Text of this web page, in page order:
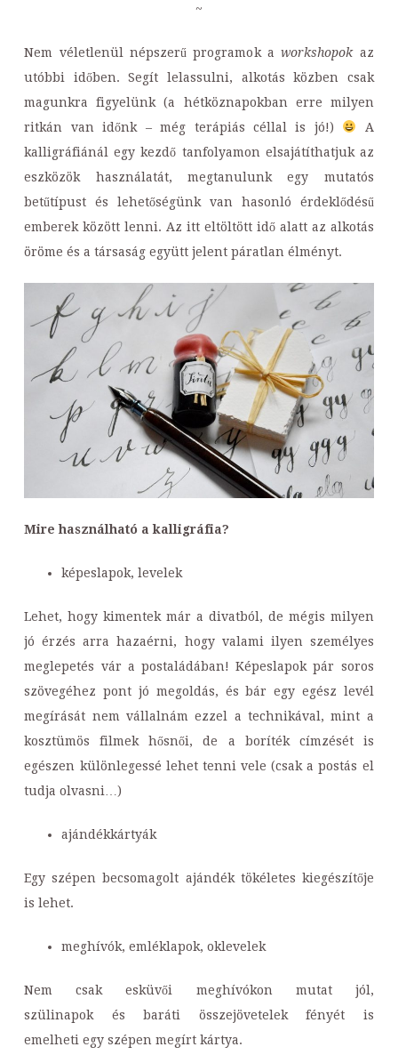
~
Nem véletlenül népszerű programok aworkshopokaz
utóbbi időben. Segít lelassulni, alkotás közben csak
magunkra figyelünk (a hétköznapokban erre milyen
ritkán van időnk – még terápiás céllal is jó!)
A
kalligráfiánál egy kezdő tanfolyamon elsajátíthatjuk az
eszközök használatát, megtanulunk egy mutatós
betűtípust és lehetőségünk van hasonló érdeklődésű
emberek között lenni. Az itt eltöltött idő alatt az alkotás
öröme és a társaság együtt jelent páratlan élményt.
Mire használható a kalligráfia?
képeslapok, levelek
Lehet, hogy kimentek már a divatból, de mégis milyen
jó érzés arra hazaérni, hogy valami ilyen személyes
meglepetés vár a postaládában! Képeslapok pár soros
szövegéhez pont jó megoldás, és bár egy egész levél
megírását nem vállalnám ezzel a technikával, mint a
kosztümös filmek hősnői, de a boríték címzését is
egészen különlegessé lehet tenni vele (csak a postás el
tudja olvasni…)
ajándékkártyák
Egy szépen becsomagolt ajándék tökéletes kiegészítője
is lehet.
meghívók, emléklapok, oklevelek
Nem csak esküvői meghívókon mutat jól,
szülinapok és baráti összejövetelek fényét is
emelheti egy szépen megírt kártya.